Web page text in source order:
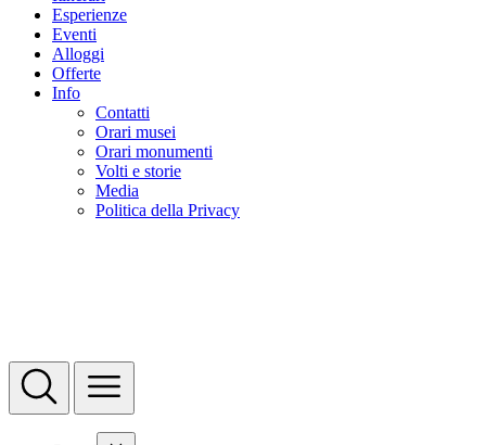
Esperienze
Eventi
Alloggi
Offerte
Info
Contatti
Orari musei
Orari monumenti
Volti e storie
Media
Politica della Privacy